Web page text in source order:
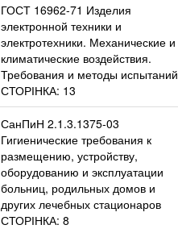
ГОСТ 16962-71 Изделия
электронной техники и
электротехники. Механические и
климатические воздействия.
Требования и методы испытаний
СТОРІНКА: 13
СанПиН 2.1.3.1375-03
Гигиенические требования к
размещению, устройству,
оборудованию и эксплуатации
больниц, родильных домов и
других лечебных стационаров
СТОРІНКА: 8